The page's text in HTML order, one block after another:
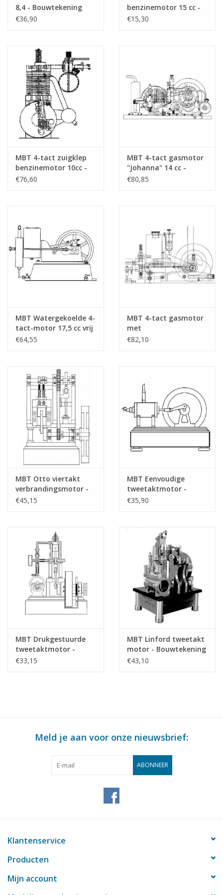
Opmerkingen
8,4 - Bouwtekening
Schaal 1 : N/A
€36,90
benzinemotor 15 cc -
Bouwtekening Schaal 1
€15,30
MBT 4-tact zuigklep
benzinemotor 10cc -
Bouwtekening Schaal 1
€76,60
MBT 4-tact gasmotor
"Johanna" 14 cc -
Bouwtekening Schaal 1
€80,85
MBT Watergekoelde 4-
tact-motor 17,5 cc vrij
naar "Lister" -
€64,55
MBT 4-tact gasmotor
met
gloeibuisontsteking -
€82,10
MBT Otto viertakt
verbrandingsmotor -
Bouwtekening Schaal 1
€45,15
MBT Eenvoudige
tweetaktmotor -
Bouwtekening Schaal 1
€35,90
MBT Drukgestuurde
tweetaktmotor -
Bouwtekening Schaal 1
€33,15
MBT Linford tweetakt
motor - Bouwtekening
Schaal 1 : N/A
€43,10
Meld je aan voor onze nieuwsbrief:
ABONNEER
Klantenservice
Producten
Mijn account